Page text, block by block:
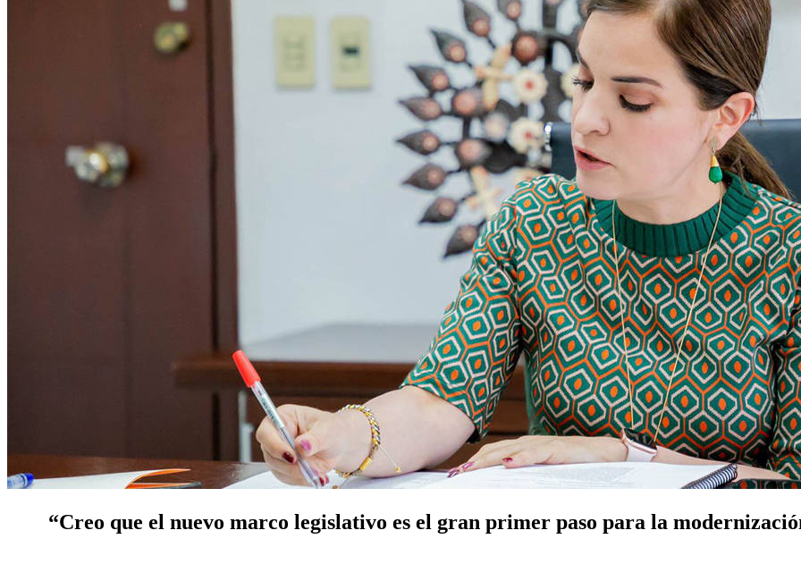
“Creo que el nuevo marco legislativo es el gran primer paso para la